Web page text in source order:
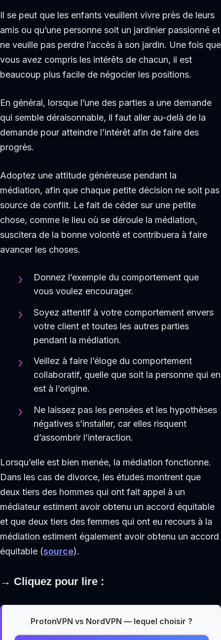
Il se peut que les enfants veuillent vivre près de leurs
amis ou qu’une personne soit un jardinier passionné et
ne veuille pas perdre l’accès à son jardin. Une fois que
vous avez compris les intérêts de chacun, il est
beaucoup plus facile de négocier les positions.
En général, lorsque l’une des parties a une demande
qui semble déraisonnable, il faut aller au-delà de la
demande pour atteindre l’intérêt afin de faire des
progrès.
Adoptez une attitude généreuse pendant la
médiation, afin que chaque petite décision ne soit pas
source de conflit. Le fait de céder sur une petite
chose, comme le lieu où se déroule la médiation,
suscitera de la bonne volonté et contribuera à faire
avancer les choses.
Donnez l’exemple du comportement que
vous voulez encourager.
Soyez attentif à votre comportement envers
votre client et toutes les autres parties
pendant la médiation.
Veillez à faire l’éloge du comportement
collaboratif, quelle que soit la personne qui en
est à l’origine.
Ne laissez pas les pensées et les hypothèses
négatives s’installer, car elles risquent
d’assombrir l’interaction.
Lorsqu’elle est bien menée, la médiation fonctionne.
Dans les cas de divorce, les études montrent que
deux tiers des hommes qui ont fait appel à un
médiateur estiment avoir obtenu un accord équitable
et que deux tiers des femmes qui ont eu recours à la
médiation estiment également avoir obtenu un accord
équitable (source).
→ Cliquez pour lire :
ProtonVPN vs NordVPN — lequel choisir ?